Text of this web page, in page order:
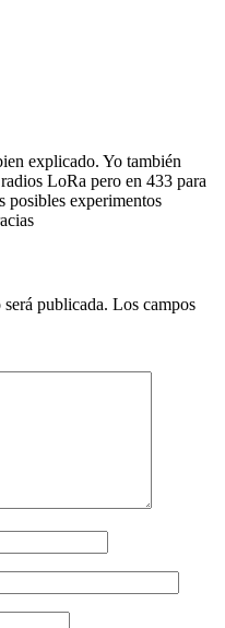
explicado. Yo también
LoRa pero en 433 para
posibles experimentos
publicada. Los campos